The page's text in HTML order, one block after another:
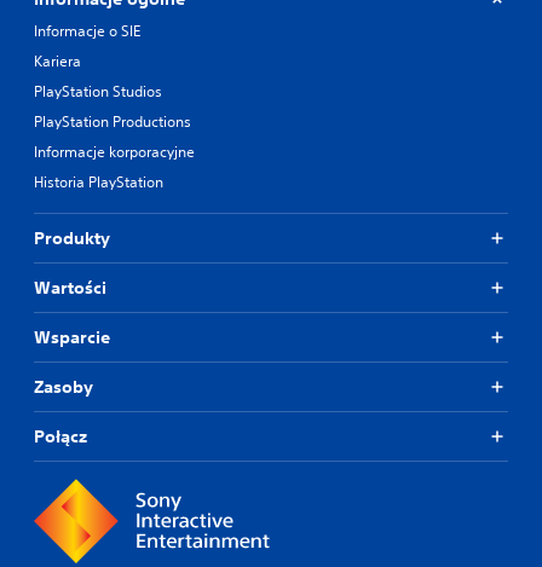
Informacje o SIE
Kariera
PlayStation Studios
PlayStation Productions
Informacje korporacyjne
Historia PlayStation
Produkty
Wartości
Wsparcie
Zasoby
Połącz